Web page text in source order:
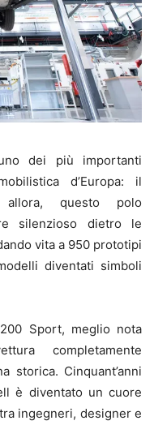
dei più importanti
d’Europa: il
questo polo
silenzioso dietro le
vita a 950 prototipi
diventati simboli
Sport, meglio nota
completamente
storica. Cinquant’anni
è diventato un cuore
ingegneri, designer e